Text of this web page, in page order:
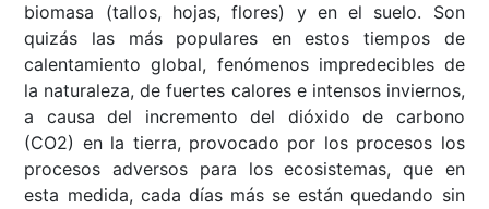
biomasa (tallos, hojas, flores) y en el suelo. Son
quizás las más populares en estos tiempos de
calentamiento global, fenómenos impredecibles de
la naturaleza, de fuertes calores e intensos inviernos,
a causa del incremento del dióxido de carbono
(CO2) en la tierra, provocado por los procesos los
procesos adversos para los ecosistemas, que en
esta medida, cada días más se están quedando sin